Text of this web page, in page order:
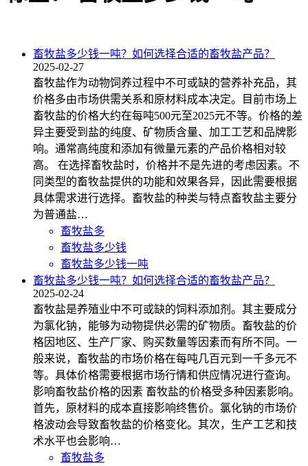
畜牧盐多少钱一吨？如何选择合适的畜牧盐产品？
2025-02-27
畜牧盐作为动物饲养过程中不可或缺的营养补充品，其
价格多由市场供需关系和原材料成本决定。目前市场上
畜牧盐的价格大约在每吨500元至2025元不等。价格的差
异主要受到盐的纯度、矿物质含量、加工工艺和品牌影
响。通常高纯度和添加有微量元素的产品价格相对较
高。 在选择畜牧盐时，价格并不是先进的考虑因素。不
同类型的畜牧盐提供的功能和效果各异，因此需要根据
具体需求进行选择。畜牧盐的种类与特点畜牧盐主要分
为普通盐…
畜牧盐多
畜牧盐多少钱
畜牧盐多少钱一吨
畜牧盐多少钱一吨？如何选择合适的畜牧盐产品？
2025-02-24
畜牧盐是养殖业中不可或缺的饲料添加剂。其主要成分
为氯化钠，能够为动物提供必需的矿物质。畜牧盐的价
格因地区、生产厂家、购买数量等因素而有所不同。一
般来说，畜牧盐的市场价格在每吨几百元到一千多元不
等。具体价格需要根据市场行情和供应情况进行查询。
影响畜牧盐价格的因素 畜牧盐的价格受多种因素影响。
首先，原材料的成本直接影响终售价。氯化钠的市场价
格波动会导致畜牧盐的价格变化。其次，生产工艺和技
术水平也会影响…
畜牧盐多